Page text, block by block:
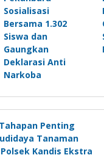
Sosialisasi
Bersama 1.302
Siswa dan
Gaungkan
Deklarasi Anti
Narkoba
Penting
Tanaman
Kandis Ekstra